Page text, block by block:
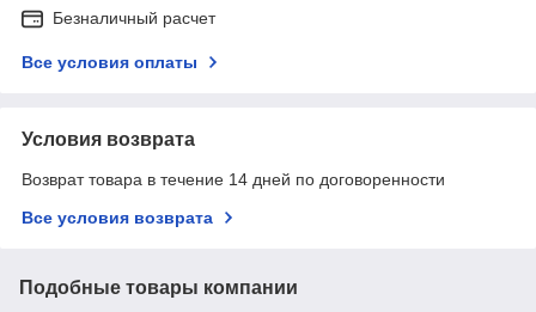
Безналичный расчет
Все условия оплаты
Условия возврата
Возврат товара в течение 14 дней по договоренности
Все условия возврата
Подобные товары компании